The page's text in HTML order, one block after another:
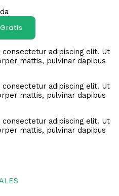
adipiscing elit. Ut
mattis, pulvinar dapibus
adipiscing elit. Ut
mattis, pulvinar dapibus
adipiscing elit. Ut
mattis, pulvinar dapibus